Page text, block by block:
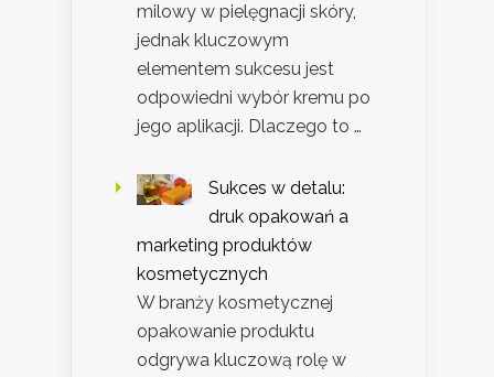
milowy w pielęgnacji skóry,
jednak kluczowym
elementem sukcesu jest
odpowiedni wybór kremu po
jego aplikacji. Dlaczego to …
Sukces w detalu:
druk opakowań a
marketing produktów
kosmetycznych
W branży kosmetycznej
opakowanie produktu
odgrywa kluczową rolę w